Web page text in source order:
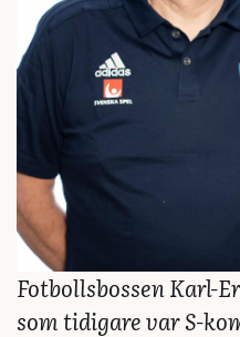
Fotbollsbossen Karl-
som tidigare var S-